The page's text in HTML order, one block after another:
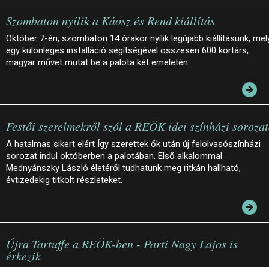
Szombaton nyílik a Káosz és Rend kiállítás
Október 7-én, szombaton 14 órakor nyílik legújabb kiállításunk,
egy különleges installáció segítségével összesen 600 kortárs,
magyar művet mutat be a palota két emeletén.
Festői szerelmekről szól a REÖK idei színházi
A hatalmas sikert elért Így szerettek ők után új felolvasószínházi
sorozat indul októberben a palotában. Első alkalommal
Mednyánszky László életéről tudhatunk meg ritkán hallható,
évtizedekig titkolt részleteket.
Újra Tartuffe a REÖK-ben - Parti Nagy Lajos is
érkezik